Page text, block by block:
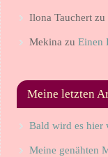
Ilona Tauchertzu
Mekinazu Einen
Meine letzten
Bald wird es hier
Meine genähten